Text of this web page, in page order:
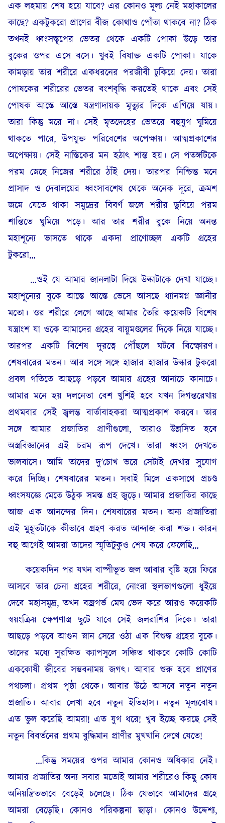
এক লহমায় শেষ হয়ে যাবে? এর কোনও মূল্য নেই মহাকালের
কাছে? একটুকরো প্রাণের বীজ কোথাও পোঁতা থাকবে না? ঠিক
তখনই ধ্বংসস্তূপের ভেতর থেকে একটি পোকা উড়ে তার
বুকের ওপর এসে বসে। খুবই বিষাক্ত একটি পোকা। যাকে
কামড়ায় তার শরীরে একধরনের পরজীবী ঢুকিয়ে দেয়। তারা
পোষকের শরীরের ভেতর বংশবৃদ্ধি করতেই থাকে এবং সেই
পোষক আস্তে আস্তে যন্ত্রণাদায়ক মৃত্যুর দিকে এগিয়ে যায়।
তারা কিন্তু মরে না। সেই মৃতদেহের ভেতরে বহুযুগ ঘুমিয়ে
থাকতে পারে, উপযুক্ত পরিবেশের অপেক্ষায়। আত্মপ্রকাশের
অপেক্ষায়। সেই নাস্তিকের মন হঠাৎ শান্ত হয়। সে পতঙ্গটিকে
পরম স্নেহে নিজের শরীরে ঠাঁই দেয়। তারপর নিশ্চিন্ত মনে
প্রাসাদ ও দেবালয়ের ধ্বংসাবশেষ থেকে অনেক দূরে, ক্রমশ
জমে যেতে থাকা সমুদ্রের বিবর্ণ জলে শরীর ডুবিয়ে পরম
শান্তিতে ঘুমিয়ে পড়ে। আর তার শরীর বুকে নিয়ে অনন্ত
মহাশূন্যে ভাসতে থাকে একদা প্রাণোচ্ছল একটি গ্রহের
টুকরো…
…ওই যে আমার জানলাটা দিয়ে উল্কাটাকে দেখা যাচ্ছে।
মহাশূন্যের বুকে আস্তে আস্তে ভেসে আসছে ধ্যানমগ্ন জ্ঞানীর
মতো। ওর শরীরে লেগে আছে আমার তৈরি কয়েকটি বিশেষ
যন্ত্রাংশ যা ওকে আমাদের গ্রহের বায়ুমণ্ডলের দিকে নিয়ে যাচ্ছে।
তারপর একটি বিশেষ দূরত্বে পৌঁছলে ঘটবে বিস্ফোরণ।
শেষবারের মতন। আর সঙ্গে সঙ্গে হাজার হাজার উল্কার টুকরো
প্রবল গতিতে আছড়ে পড়বে আমার গ্রহের আনাচে কানাচে।
আমার মনে হয় দলনেতা বেশ খুশিই হবে যখন দিগন্তরেখায়
প্রথমবার সেই জ্বলন্ত বার্তাবাহকরা আত্মপ্রকাশ করবে। তার
সঙ্গে আমার প্রজাতির প্রাণীগুলো, তারাও উল্লসিত হবে
অস্ত্রবিজ্ঞানের এই চরম রূপ দেখে। তারা ধ্বংস দেখতে
ভালবাসে। আমি তাদের দু’চোখ ভরে সেটাই দেখার সুযোগ
করে দিচ্ছি। শেষবারের মতন। সবাই মিলে একসাথে প্রচণ্ড
ধ্বংসযজ্ঞে মেতে উঠুক সমস্ত গ্রহ জুড়ে। আমার প্রজাতির কাছে
আজ এক আনন্দের দিন। শেষবারের মতন। অন্য প্রজাতিরা
এই মুহূর্তটাকে কীভাবে গ্রহণ করত আন্দাজ করা শক্ত। কারন
বহু আগেই আমরা তাদের স্মৃতিটুকুও শেষ করে ফেলেছি…
কয়েকদিন পর যখন বাষ্পীভূত জল আবার বৃষ্টি হয়ে ফিরে
আসবে তার চেনা গ্রহের শরীরে, নোংরা স্থলভাগগুলো ধুইয়ে
দেবে মহাসমুদ্র, তখন বজ্রগর্ভ মেঘ ভেদ করে আরও কয়েকটি
স্বয়ংক্রিয় ক্ষেপণাস্ত্র ছুটে যাবে সেই জলরাশির দিকে। তারা
আছড়ে পড়বে আগুন স্নান সেরে ওঠা এক বিশুদ্ধ গ্রহের বুকে।
তাদের মধ্যে সুরক্ষিত ক্যাপসুলে সঞ্চিত থাকবে কোটি কোটি
এককোষী জীবের সম্ভবনাময় জগৎ। আবার শুরু হবে প্রাণের
পথচলা। প্রথম পৃষ্ঠা থেকে। আবার উঠে আসবে নতুন নতুন
প্রজাতি। আবার লেখা হবে নতুন ইতিহাস। নতুন মূল্যবোধ।
এত ভুল করেছি আমরা! এত যুগ ধরে! খুব ইচ্ছে করছে সেই
নতুন বিবর্তনের প্রথম বুদ্ধিমান প্রাণীর মুখখানি দেখে যেতে!
…কিন্তু সময়ের ওপর আমার কোনও অধিকার নেই।
আমার প্রজাতির অন্য সবার মতোই আমার শরীরেও কিছু কোষ
অনিয়ন্ত্রিতভাবে বেড়েই চলেছে। ঠিক যেভাবে আমাদের গ্রহে
আমরা বেড়েছি। কোনও পরিকল্পনা ছাড়া। কোনও উদ্দেশ্য,